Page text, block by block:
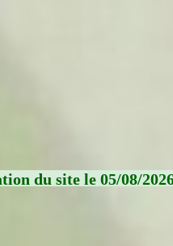
du site le 05/08/